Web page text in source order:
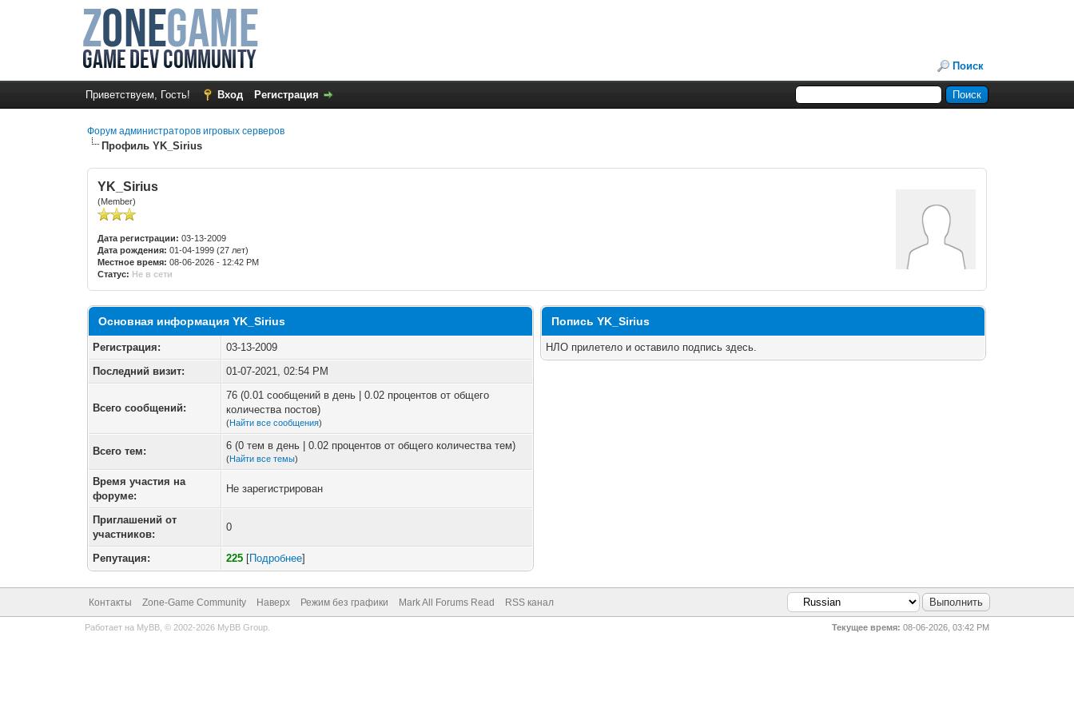
Поиск
Приветствуем, Гость! Вход Регистрация
Форум администраторов игровых серверов
Профиль YK_Sirius
YK_Sirius
(Member)
Дата регистрации: 03-13-2009
Дата рождения: 01-04-1999 (27 лет)
Местное время: 08-06-2026 - 12:42 PM
Статус: Не в сети
Основная информация YK_Sirius
Регистрация:
03-13-2009
Последний визит:
01-07-2021, 02:54 PM
Всего сообщений:
76 (0.01 сообщений в день | 0.02 процентов от общего
количества постов)
(Найти все сообщения)
Всего тем: 6 (0 тем в день | 0.02 процентов от общего количества тем)
(Найти все темы)
Время участия на
форуме:
Не зарегистрирован
Приглашений от
участников:
0
Репутация: 225 [Подробнее]
Попись YK_Sirius
НЛО прилетело и оставило подпись здесь.
Контакты Zone-Game Community Наверх Режим без графики Mark All Forums Read RSS канал
Текущее время: 08-06-2026, 03:42 PM
Работает на MyBB, © 2002-2026 MyBB Group.